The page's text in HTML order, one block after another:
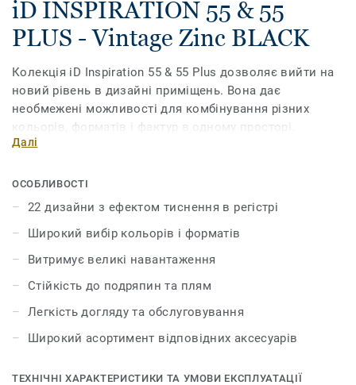
iD INSPIRATION 55 & 55
PLUS - Vintage Zinc BLACK
Колекція iD Inspiration 55 & 55 Plus дозволяє вийти на
новий рівень в дизайні приміщень. Вона дає
необмежені можливості для комбінування різних
кольорів, форматів і фактур в одному просторі.
Поєднайте текстуру дерева, каміння та металу, грайте з
аксесуарами – плінтусами та профілями. iD Inspiration
55 & 55 Plus розсуває межі дозволеного у дизайні і
дозволяє створити інтер’єр вашої мрії. Колекція
пропонує 22 декори, які мають тиснення в регістрі – це
технологія, яка відтворює рельєф і зовнішній вигляд
Далі
ОСОБЛИВОСТІ
22 дизайни з ефектом тиснення в регістрі
Широкий вибір кольорів і форматів
Витримує великі навантаження
Стійкість до подряпин та плям
Легкість догляду та обслуговування
Широкий асортимент відповідних аксесуарів
ТЕХНІЧНІ ХАРАКТЕРИСТИКИ ТА УМОВИ ЕКСПЛУАТАЦІЇ